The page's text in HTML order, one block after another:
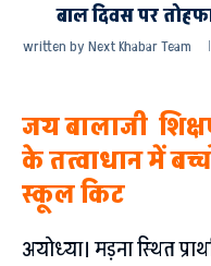
बाल दिवस पर
written byNext Khabar Team
जय बालाजी
के तत्वाधान में
स्कूल किट
अयोध्या। मड़ना स्थित